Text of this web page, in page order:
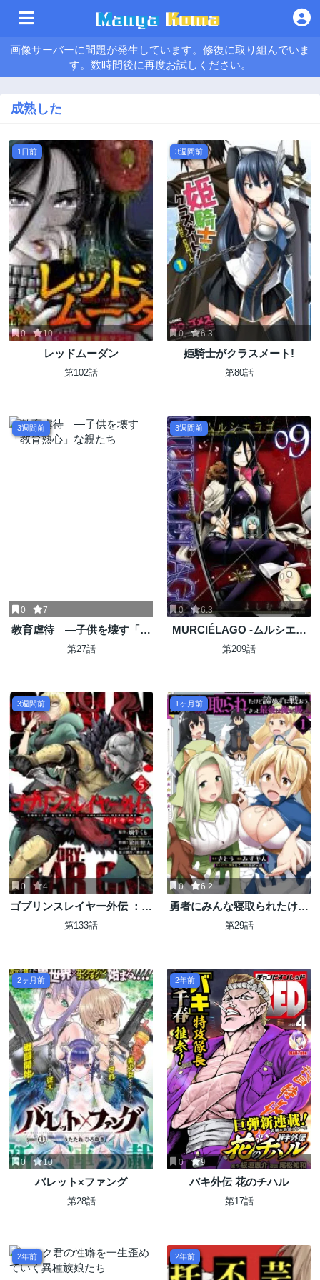
画像サーバーに問題が発生しています。修復に取り組んでいま
す。数時間後に再度お試しください。
成熟した
1日前
0 10
レッドムーダン
第102話
3週間前
0 6.3
姫騎士がクラスメート!
第80話
3週間前
0 7
教育虐待 ―子供を壊す「教
育熱心」な親たち
第27話
3週間前
0 6.3
MURCIÉLAGO -ムルシエラ
ゴ-
第209話
3週間前
0 4
ゴブリンスレイヤー外伝 ：イ
ヤーワン
第133話
1ヶ月前
0 6.2
勇者にみんな寝取られたけど
諦めずに戦おう。きっと最後
第29話
2ヶ月前
0 10
バレット×ファング
第28話
2年前
0 9
バキ外伝 花のチハル
第17話
2年前 2年前